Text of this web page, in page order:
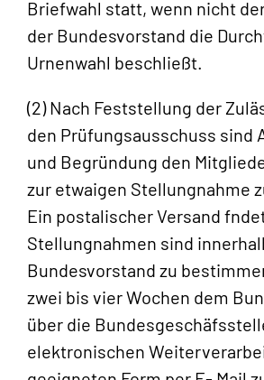
Briefwahl statt, wenn nicht
der Bundesvorstand die
Urnenwahl beschließt.
(2) Nach Feststellung der
den Prüfungsausschuss sind
und Begründung den
zur etwaigen Stellungnahme
Ein postalischer Versand
Stellungnahmen sind
Bundesvorstand zu
zwei bis vier Wochen dem
über die
elektronischen